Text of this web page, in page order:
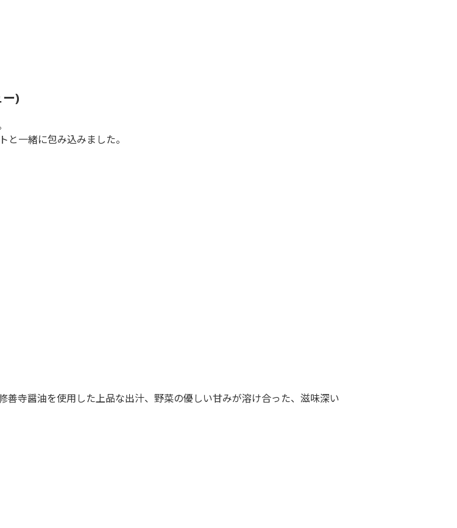
)
一緒に包み込みました。
善寺醤油を使用した上品な出汁、野菜の優しい甘みが溶け合った、滋味深い